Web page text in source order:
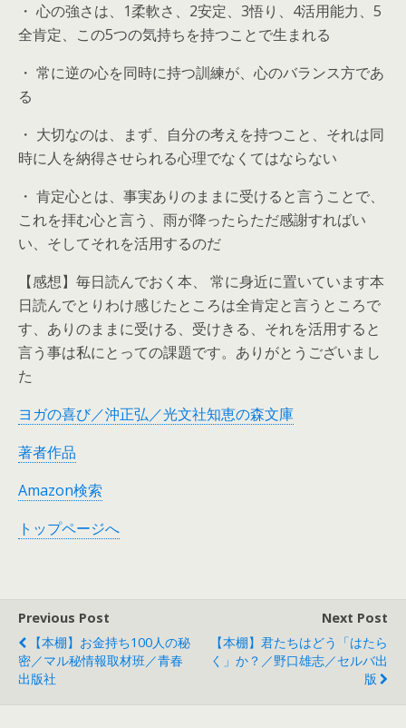
・ 心の強さは、1柔軟さ、2安定、3悟り、4活用能力、5
全肯定、この5つの気持ちを持つことで生まれる
・ 常に逆の心を同時に持つ訓練が、心のバランス方であ
る
・ 大切なのは、まず、自分の考えを持つこと、それは同
時に人を納得させられる心理でなくてはならない
・ 肯定心とは、事実ありのままに受けると言うことで、
これを拝む心と言う、雨が降ったらただ感謝すればい
い、そしてそれを活用するのだ
【感想】毎日読んでおく本、 常に身近に置いています本
日読んでとりわけ感じたところは全肯定と言うところで
す、ありのままに受ける、受けきる、それを活用すると
言う事は私にとっての課題です。ありがとうございまし
た
ヨガの喜び／沖正弘／光文社知恵の森文庫
著者作品
Amazon検索
トップページへ
Previous Post
【本棚】お金持ち100人の秘
密／マル秘情報取材班／青春
出版社
Next Post
【本棚】君たちはどう「はたら
く」か？／野口雄志／セルバ出
版